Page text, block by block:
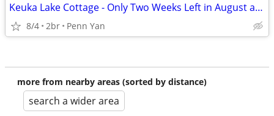
Keuka Lake Cottage - Only Two Weeks Left in August and September!!!
8/4 2br Penn Yan
more from nearby areas (sorted by distance)
search a wider area